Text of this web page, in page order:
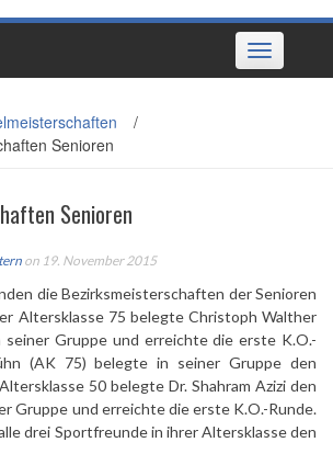
Toggle
navigation
/
Senioren
Senioren
on 19. November 2015
die Bezirksmeisterschaften der Senioren
Altersklasse 75 belegte Christoph Walther
seiner Gruppe und erreichte die erste K.O.-
(AK 75) belegte in seiner Gruppe den
50 belegte Dr. Shahram Azizi den
Gruppe und erreichte die erste K.O.-Runde.
drei Sportfreunde in ihrer Altersklasse den